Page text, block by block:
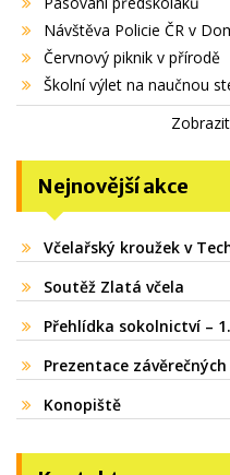
Návštěva Policie ČR v
Červnový piknik v přírodě
Školní výlet na naučnou
Nejnovější akce
Včelařský kroužek v
Soutěž Zlatá včela
Přehlídka sokolnictví –
Prezentace
Konopiště